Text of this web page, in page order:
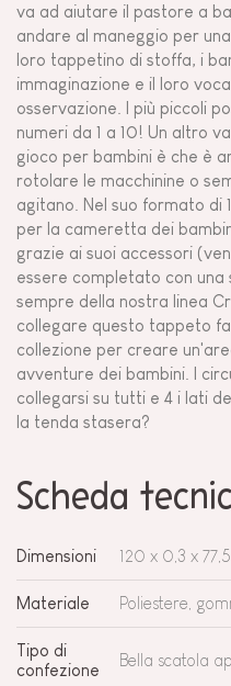
va ad aiutare il pastore a
andare al maneggio per
loro tappetino di stoffa, i
immaginazione e il loro
osservazione. I più piccoli
numeri da 1 a 10! Un altro
gioco per bambini è che è
rotolare le macchinine o
agitano. Nel suo formato di
per la cameretta dei
grazie ai suoi accessori
essere completato con una
sempre della nostra linea
collegare questo tappeto
collezione per creare
avventure dei bambini. I
collegarsi su tutti e 4 i lati
la tenda stasera?
Scheda
Dimensioni 120 x 0,3 x
Materiale Poliestere,
Tipo di
confezione
Bella scatola